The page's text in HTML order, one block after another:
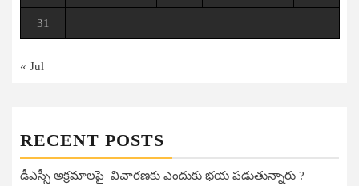
31
« Jul
RECENT POSTS
డీఎస్సీ అక్రమాలపై విచారణకు ఎందుకు భయ పడుతున్నారు ?